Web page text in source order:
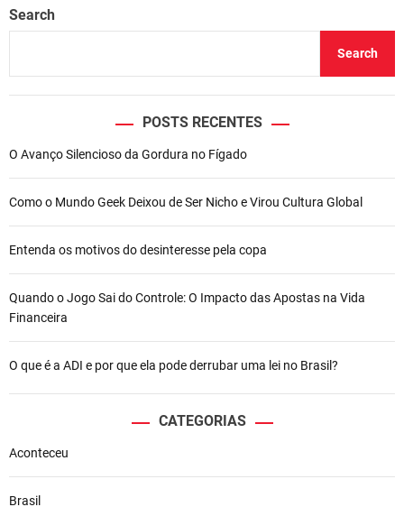
Search
Search
POSTS RECENTES
O Avanço Silencioso da Gordura no Fígado
Como o Mundo Geek Deixou de Ser Nicho e Virou Cultura Global
Entenda os motivos do desinteresse pela copa
Quando o Jogo Sai do Controle: O Impacto das Apostas na Vida
Financeira
O que é a ADI e por que ela pode derrubar uma lei no Brasil?
CATEGORIAS
Aconteceu
Brasil